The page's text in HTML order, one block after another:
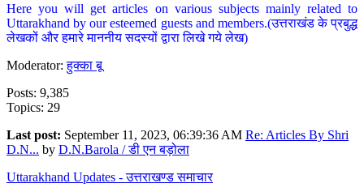
Here you will get articles on various subjects mainly related to
Uttarakhand by our esteemed guests and members.(उत्तराखंड के प्रबुद्ध
लेखकों और हमारे माननीय सदस्यों द्वारा लिखे गये लेख)
Moderator:हुक्का बू
Posts: 9,385
Topics: 29
Last post: September 11, 2023, 06:39:36 AM Re: Articles By Shri
D.N... by D.N.Barola / डी एन बड़ोला
Uttarakhand Updates - उत्तराखण्ड समाचार